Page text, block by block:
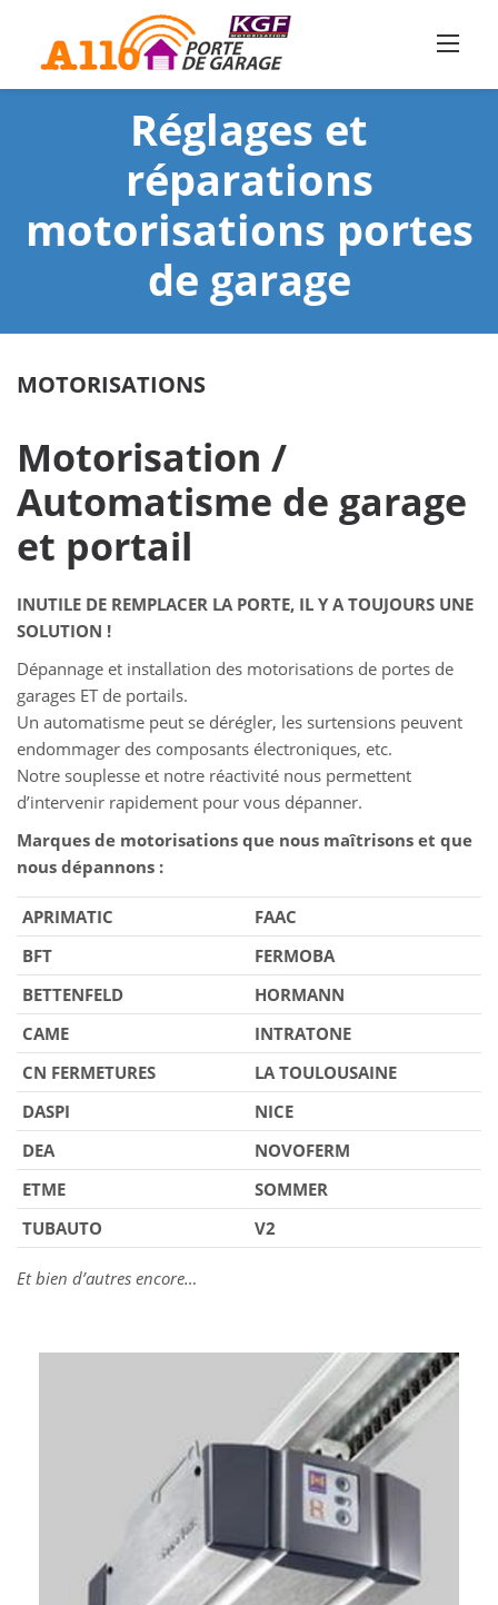
content
Réglages et
réparations
motorisations portes
de garage
MOTORISATIONS
Motorisation /
Automatisme de garage
et portail
INUTILE DE REMPLACER LA PORTE, IL Y A TOUJOURS UNE
SOLUTION !
Dépannage et installation des motorisations de portes de
garages ET de portails.
Un automatisme peut se dérégler, les surtensions peuvent
endommager des composants électroniques, etc.
Notre souplesse et notre réactivité nous permettent
d’intervenir rapidement pour vous dépanner.
Marques de motorisations que nous maîtrisons et que
nous dépannons :
APRIMATIC
FAAC
BFT
FERMOBA
BETTENFELD
HORMANN
CAME
INTRATONE
CN FERMETURES
LA TOULOUSAINE
DASPI
NICE
DEA
NOVOFERM
ETME
SOMMER
TUBAUTO
V2
Et bien d’autres encore…